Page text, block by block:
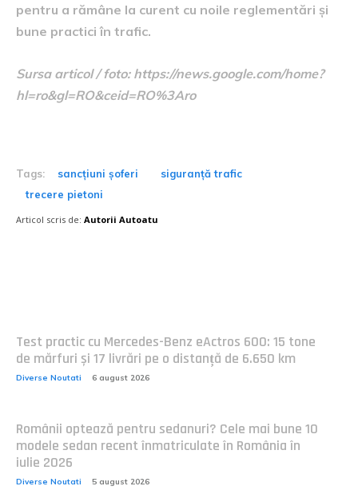
pentru a rămâne la curent cu noile reglementări și
bune practici în trafic.
Sursa articol / foto: https://news.google.com/home?
hl=ro&gl=RO&ceid=RO%3Aro
Tags: sancțiuni șoferi
siguranță trafic
trecere pietoni
Articol scris de: Autorii Autoatu
Test practic cu Mercedes-Benz eActros 600: 15 tone
de mărfuri și 17 livrări pe o distanță de 6.650 km
Diverse Noutati 6 august 2026
Românii optează pentru sedanuri? Cele mai bune 10
modele sedan recent înmatriculate în România în
iulie 2026
Diverse Noutati 5 august 2026